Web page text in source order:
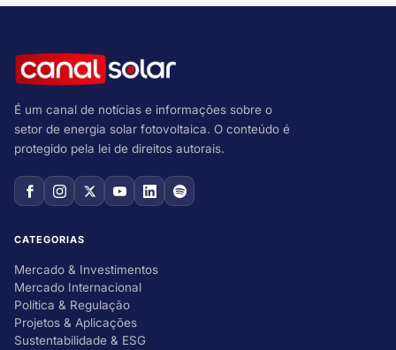
É um canal de notícias e informações sobre o
setor de energia solar fotovoltaica. O conteúdo é
protegido pela lei de direitos autorais.
CATEGORIAS
Mercado & Investimentos
Mercado Internacional
Política & Regulação
Projetos & Aplicações
Sustentabilidade & ESG